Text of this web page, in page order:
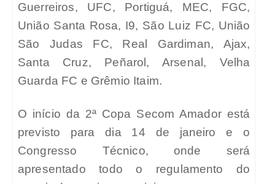
Guerreiros, UFC, Portiguá, MEC, FGC,
União Santa Rosa, I9, São Luiz FC, União
São Judas FC, Real Gardiman, Ajax,
Santa Cruz, Peñarol, Arsenal, Velha
Guarda FC e Grêmio Itaim.
O início da 2ª Copa Secom Amador está
previsto para dia 14 de janeiro e o
Congresso Técnico, onde será
apresentado todo o regulamento do